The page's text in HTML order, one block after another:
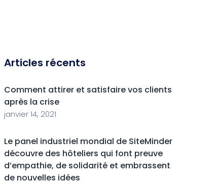
Articles récents
Comment attirer et satisfaire vos clients
après la crise
janvier 14, 2021
Le panel industriel mondial de SiteMinder
découvre des hôteliers qui font preuve
d’empathie, de solidarité et embrassent
de nouvelles idées